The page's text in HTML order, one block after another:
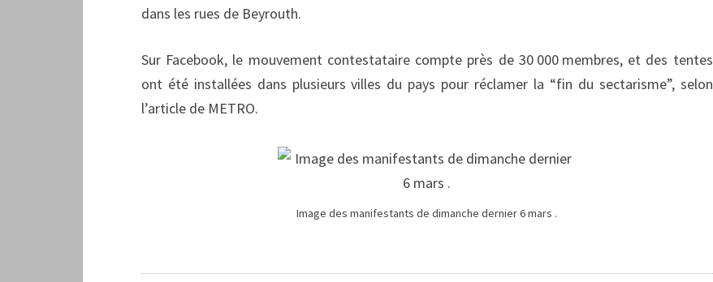
dans les rues de Beyrouth.
Sur Facebook, le mouvement contestataire compte près de 30 000 membres, et des tentes
ont été installées dans plusieurs villes du pays pour réclamer la “fin du sectarisme”, selon
l’article de METRO.
Image des manifestants de dimanche dernier 6 mars .